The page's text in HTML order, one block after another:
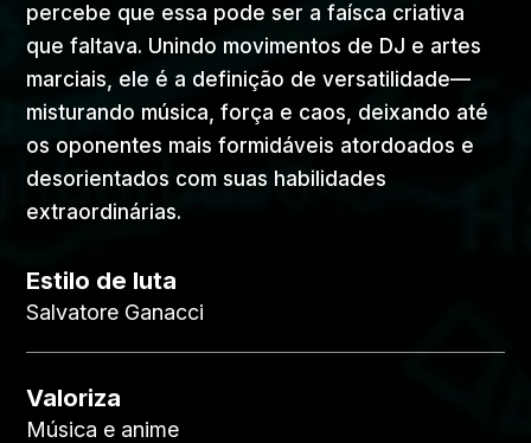
percebe que essa pode ser a faísca criativa
que faltava. Unindo movimentos de DJ e artes
marciais, ele é a definição de versatilidade—
misturando música, força e caos, deixando até
os oponentes mais formidáveis atordoados e
desorientados com suas habilidades
extraordinárias.
Estilo de luta
Salvatore Ganacci
Valoriza
Música e anime